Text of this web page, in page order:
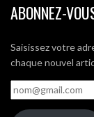
ABONNEZ-
Saisissez votre
chaque nouvel
nom@gmail.com